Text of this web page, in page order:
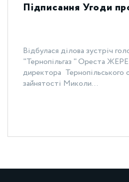
Підписання Угоди
Відбулася ділова зустріч
"Тернопільгаз " Ореста
директора Тернопільського
зайнятості Миколи...